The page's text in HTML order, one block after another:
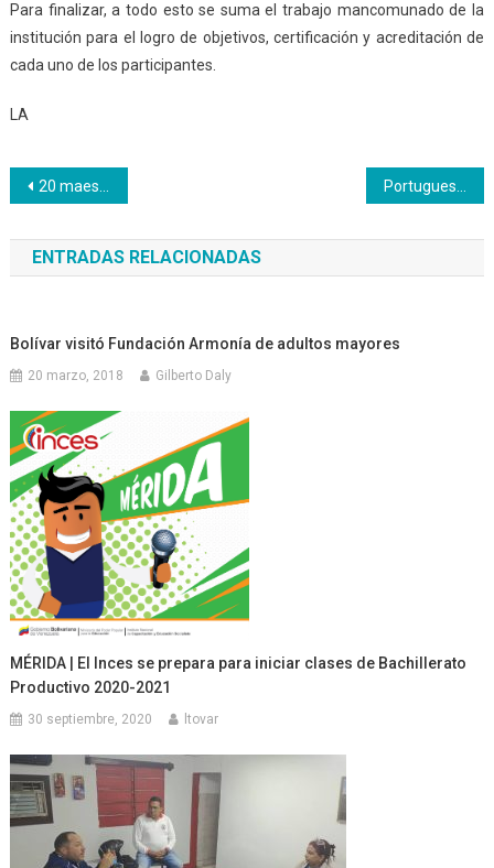
Para finalizar, a todo esto se suma el trabajo mancomunado de la
institución para el logro de objetivos, certificación y acreditación de
cada uno de los participantes.
LA
Navegación
de
entradas
20 maestros recibieron reconocimiento en el Zulia Portuguesa formará a 34.833 personas
ENTRADAS RELACIONADAS
Bolívar visitó Fundación Armonía de adultos mayores
20 marzo, 2018 Gilberto Daly
MÉRIDA | El Inces se prepara para iniciar clases de Bachillerato
Productivo 2020-2021
30 septiembre, 2020 ltovar